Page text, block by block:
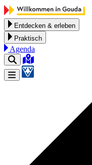
Zum Inhalt springen
Entdecken & erleben
Praktisch
Agenda